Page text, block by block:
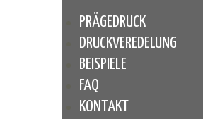
PRÄGEDRUCK
DRUCKVEREDELUNG
BEISPIELE
FAQ
KONTAKT